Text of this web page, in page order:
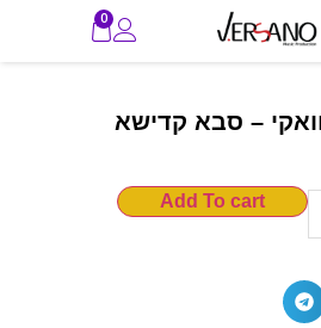
0
– סבא קדישא
Add To cart